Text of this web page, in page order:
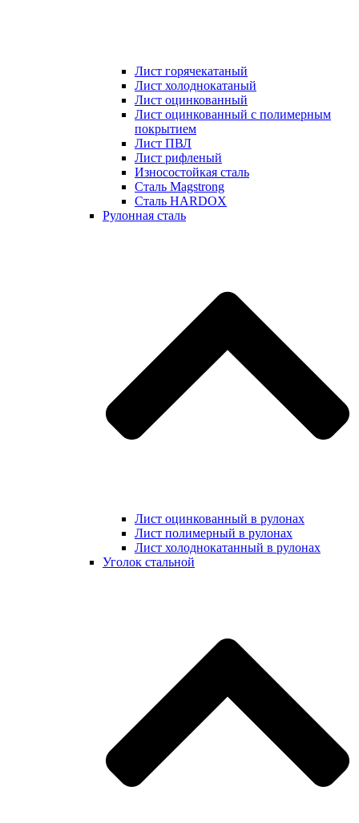
Лист горячекатаный
Лист холоднокатаный
Лист оцинкованный
Лист оцинкованный с полимерным
покрытием
Лист ПВЛ
Лист рифленый
Износостойкая сталь
Сталь Magstrong
Сталь HARDOX
Рулонная сталь
Лист оцинкованный в рулонах
Лист полимерный в рулонах
Лист холоднокатанный в рулонах
Уголок стальной